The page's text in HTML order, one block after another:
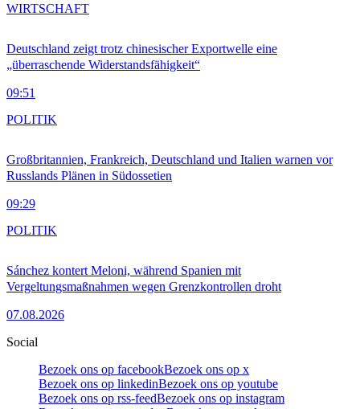
Deutschland zeigt trotz chinesischer Exportwelle eine
„überraschende Widerstandsfähigkeit“
09:51
WIRTSCHAFT
Großbritannien, Frankreich, Deutschland und Italien warnen vor
Russlands Plänen in Südossetien
09:29
POLITIK
Sánchez kontert Meloni, während Spanien mit
Vergeltungsmaßnahmen wegen Grenzkontrollen droht
07.08.2026
POLITIK
Social
Bezoek ons op facebookBezoek ons op x
Bezoek ons op linkedinBezoek ons op youtube
Bezoek ons op rss-feedBezoek ons op instagram